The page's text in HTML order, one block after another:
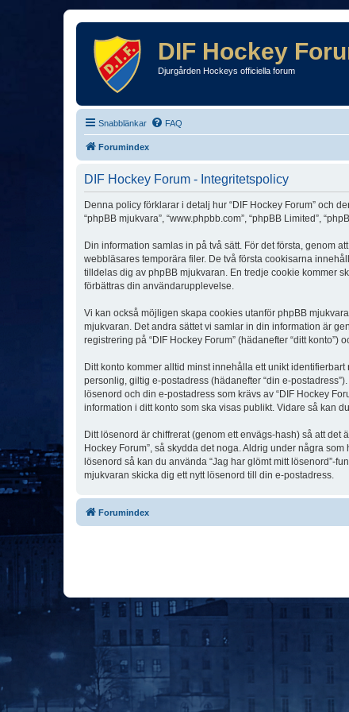
DIF Hockey
Djurgården Hockeys officiella forum
Snabblänkar FAQ
Forumindex
DIF Hockey Forum - Integritetspolicy
Denna policy förklarar i detalj hur “DIF Hockey Forum” och
“phpBB mjukvara”, “www.phpbb.com”, “phpBB Limited”,
Din information samlas in på två sätt. För det första, genom
webbläsares temporära filer. De två första cookisarna
tilldelas dig av phpBB mjukvaran. En tredje cookie kommer
förbättras din användarupplevelse.
Vi kan också möjligen skapa cookies utanför phpBB
mjukvaran. Det andra sättet vi samlar in din information är
registrering på “DIF Hockey Forum” (hädanefter “ditt
Ditt konto kommer alltid minst innehålla ett unikt
personlig, giltig e-postadress (hädanefter “din e-
lösenord och din e-postadress som krävs av “DIF Hockey
information i ditt konto som ska visas publikt. Vidare så kan
Ditt lösenord är chiffrerat (genom ett envägs-hash) så att
Hockey Forum”, så skydda det noga. Aldrig under några
lösenord så kan du använda “Jag har glömt mitt lösenord”-
mjukvaran skicka dig ett nytt lösenord till din e-postadress.
Forumindex